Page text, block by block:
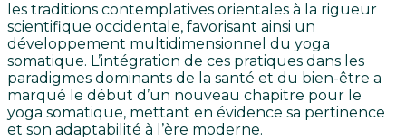
les traditions contemplatives orientales à la rigueur
scientifique occidentale, favorisant ainsi un
développement multidimensionnel du yoga
somatique. L’intégration de ces pratiques dans les
paradigmes dominants de la santé et du bien-être a
marqué le début d’un nouveau chapitre pour le
yoga somatique, mettant en évidence sa pertinence
et son adaptabilité à l’ère moderne.